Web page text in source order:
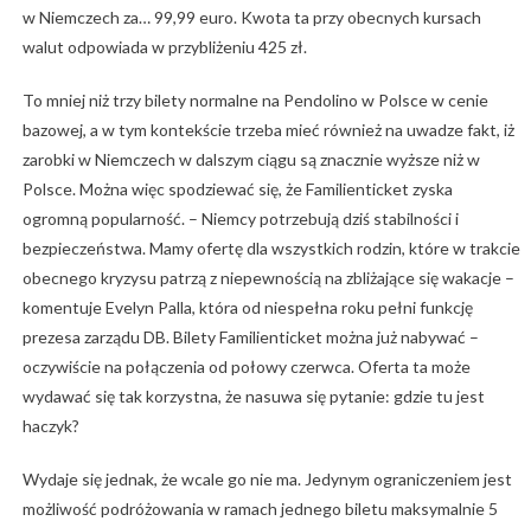
w Niemczech za… 99,99 euro. Kwota ta przy obecnych kursach
walut odpowiada w przybliżeniu 425 zł.
To mniej niż trzy bilety normalne na Pendolino w Polsce w cenie
bazowej, a w tym kontekście trzeba mieć również na uwadze fakt, iż
zarobki w Niemczech w dalszym ciągu są znacznie wyższe niż w
Polsce. Można więc spodziewać się, że Familienticket zyska
ogromną popularność. – Niemcy potrzebują dziś stabilności i
bezpieczeństwa. Mamy ofertę dla wszystkich rodzin, które w trakcie
obecnego kryzysu patrzą z niepewnością na zbliżające się wakacje –
komentuje Evelyn Palla, która od niespełna roku pełni funkcję
prezesa zarządu DB. Bilety Familienticket można już nabywać –
oczywiście na połączenia od połowy czerwca. Oferta ta może
wydawać się tak korzystna, że nasuwa się pytanie: gdzie tu jest
haczyk?
Wydaje się jednak, że wcale go nie ma. Jedynym ograniczeniem jest
możliwość podróżowania w ramach jednego biletu maksymalnie 5